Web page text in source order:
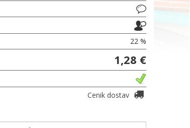
22 %
1,28 €
Cenik dostav